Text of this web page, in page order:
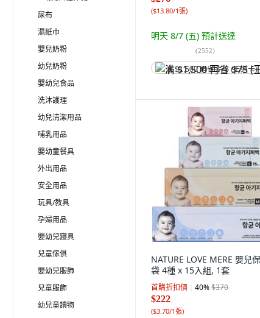
尿布
濕紙巾
嬰兒奶粉
幼兒奶粉
嬰幼兒食品
洗沐護理
幼兒清潔用品
哺乳用品
嬰幼童餐具
外出用品
安全用品
玩具/教具
孕婦用品
嬰幼兒寢具
兒童傢俱
嬰幼兒服飾
兒童服飾
幼兒童讀物
($13.80/1張)
明天 8/7 (五) 預計送達
(2552)
满 $1,500 再省 $75 (王道卡)
NATURE LOVE MERE 嬰兒
袋 4種 x 15入組, 1套
首購折扣價 40%$370
$222
($3.70/1張)